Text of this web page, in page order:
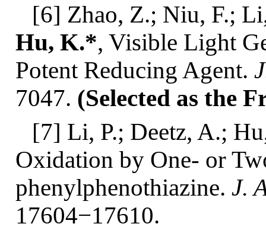
[6] Zhao, Z.; Niu, F.;
Hu, K.*, Visible Light
Potent Reducing Agent.
7047. (Selected as the
[7] Li, P.; Deetz, A.;
Oxidation by One- or
phenylphenothiazine. J.
17604−17610.